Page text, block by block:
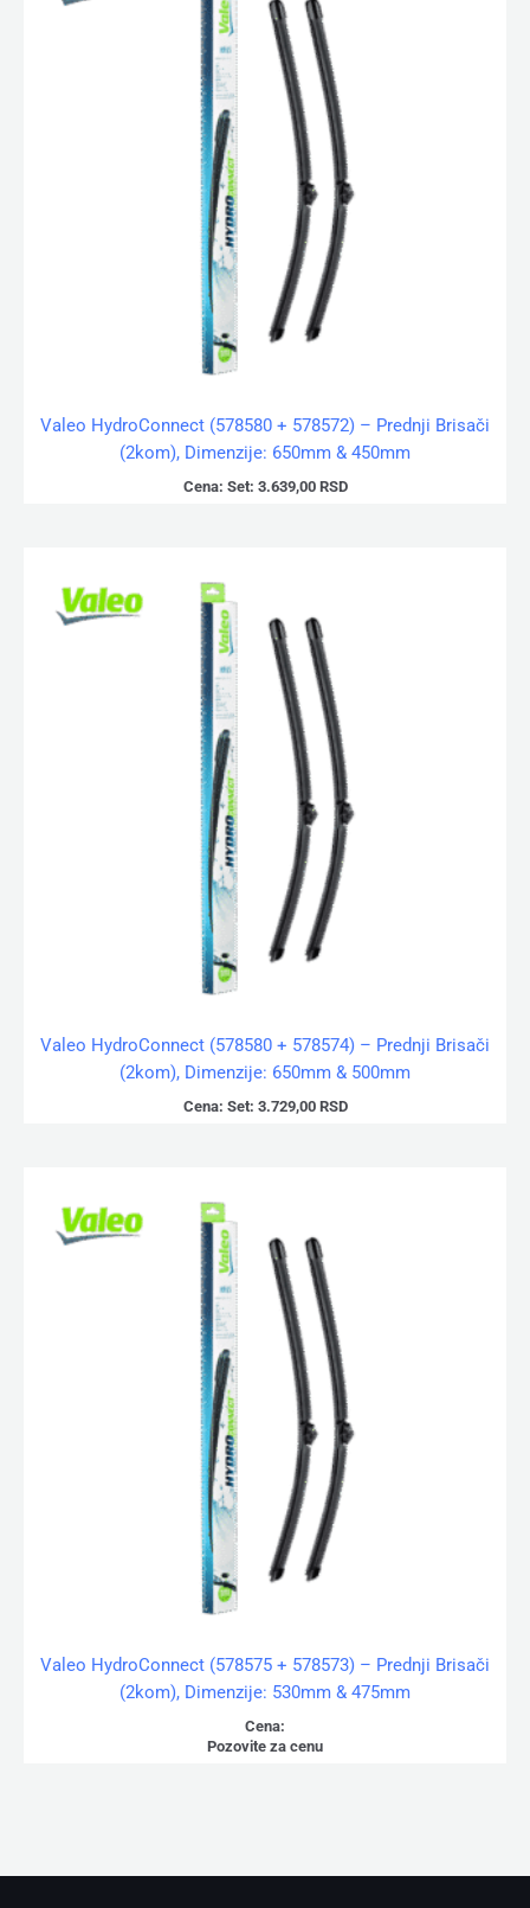
Valeo HydroConnect (578580 + 578572) – Prednji Brisači
(2kom), Dimenzije: 650mm & 450mm
Cena: Set: 3.639,00 RSD
Valeo HydroConnect (578580 + 578574) – Prednji Brisači
(2kom), Dimenzije: 650mm & 500mm
Cena: Set: 3.729,00 RSD
Valeo HydroConnect (578575 + 578573) – Prednji Brisači
(2kom), Dimenzije: 530mm & 475mm
Cena:
Pozovite za cenu